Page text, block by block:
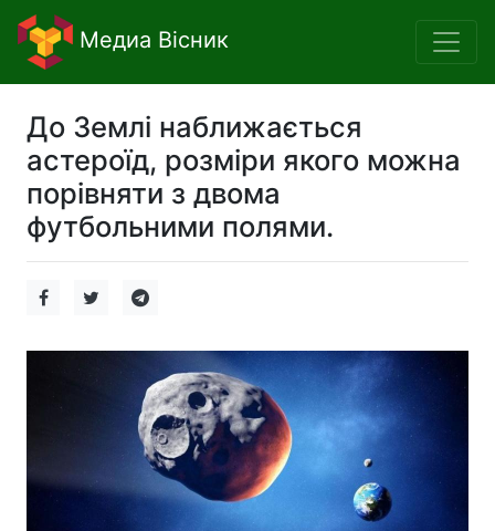
Медиа Вісник
До Землі наближається
астероїд, розміри якого можна
порівняти з двома
футбольними полями.